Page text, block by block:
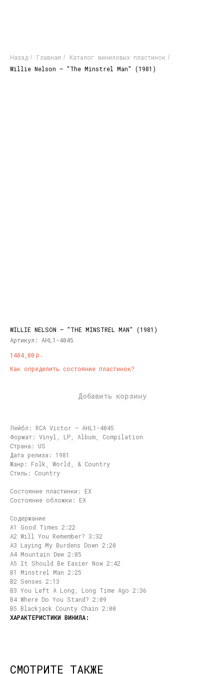
Назад / Главная / Каталог виниловых пластинок /
Willie Nelson ‎– "The Minstrel Man" (1981)
WILLIE NELSON ‎– "THE MINSTREL MAN" (1981)
Артикул: AHL1-4045
1404,00 р.
Как определить состояние пластинок?
Добавить корзину
Лейбл: RCA Victor ‎– AHL1-4045
Формат: Vinyl, LP, Album, Compilation
Страна: US
Дата релиза: 1981
Жанр: Folk, World, & Country
Стиль: Country
Состояние пластинки: EX
Состояние обложки: EX
Содержание
A1 Good Times 2:22
A2 Will You Remember? 3:32
A3 Laying My Burdens Down 2:20
A4 Mountain Dew 2:05
A5 It Should Be Easier Now 2:42
B1 Minstrel Man 2:25
B2 Senses 2:13
B3 You Left A Long, Long Time Ago 2:36
B4 Where Do You Stand? 2:09
B5 Blackjack County Chain 2:00
СМОТРИТЕ ТАКЖЕ